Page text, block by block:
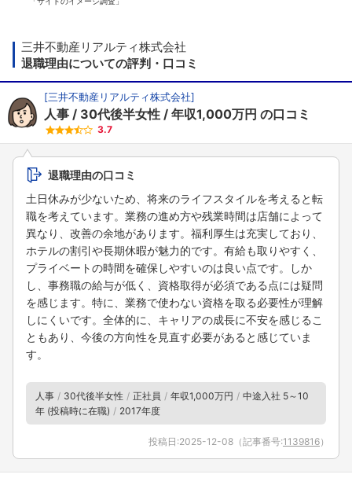
三井不動産リアルティ株式会社
退職理由についての評判・口コミ
[三井不動産リアルティ株式会社]
人事 30代後半女性 年収1,000万円 の口コミ
3.7
退職理由の口コミ
土日休みが少ないため、将来のライフスタイルを考えると転
職を考えています。業務の進め方や残業時間は店舗によって
異なり、改善の余地があります。福利厚生は充実しており、
ホテルの割引や長期休暇が魅力的です。有給も取りやすく、
プライベートの時間を確保しやすいのは良い点です。しか
し、事務職の給与が低く、資格取得が必須である点には疑問
を感じます。特に、業務で使わない資格を取る必要性が理解
しにくいです。全体的に、キャリアの成長に不安を感じるこ
ともあり、今後の方向性を見直す必要があると感じていま
す。
人事 30代後半女性 正社員 年収1,000万円
中途入社 5～10
年 (投稿時に在職)
2017年度
投稿日:2025-12-08 （記事番号:1139816）